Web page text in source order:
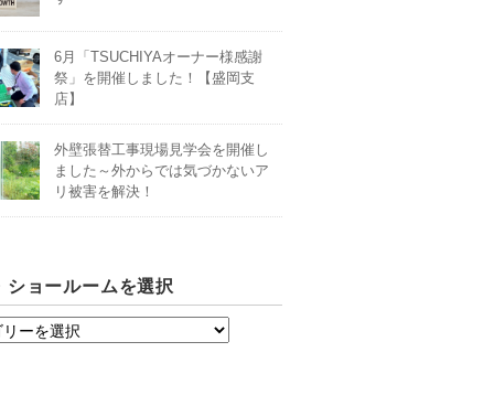
6月「TSUCHIYAオーナー様感謝
祭」を開催しました！【盛岡支
店】
外壁張替工事現場見学会を開催し
ました～外からでは気づかないア
リ被害を解決！
ショールームを選択